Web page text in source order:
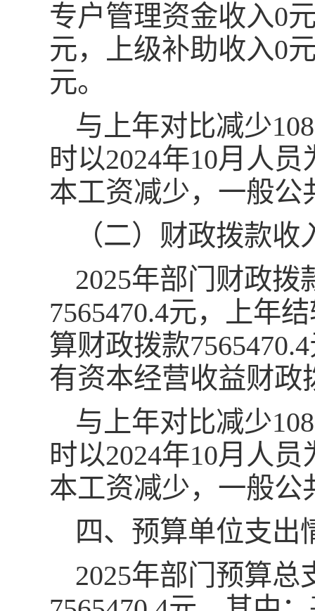
专户管理资金收入0
元，上级补助收入0
元。
与上年对比减少
时以2024年10月人
本工资减少，一般公
（二）财政拨款收
2025年部门财政拨
7565470.4元，上年
算财政拨款
有资本经营收益财政
与上年对比减少
时以2024年10月人
本工资减少，一般公
四、预算单位支出
2025年部门预算总